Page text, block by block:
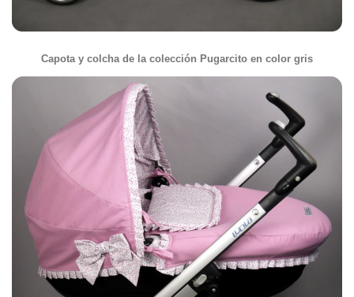
Capota y colcha de la colección Pugarcito en color gris